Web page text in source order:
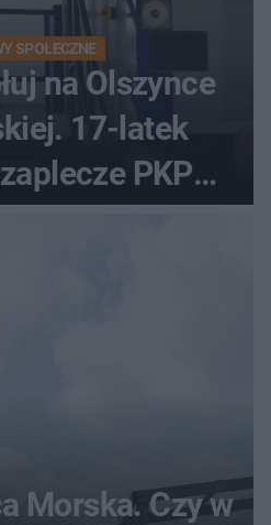
SPOŁECZNE
na Olszynce
17-latek
PKP
Morska. Czy w